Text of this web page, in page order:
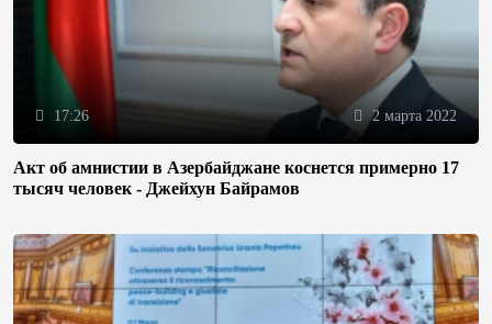
17:26 2 марта 2022
Акт об амнистии в Азербайджане коснется примерно 17
тысяч человек - Джейхун Байрамов